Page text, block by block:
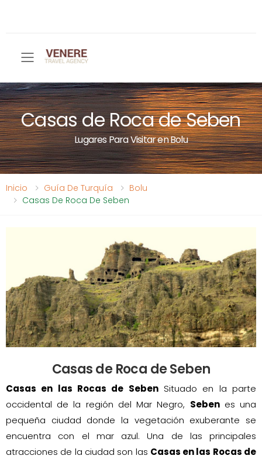
Toggle mobile menu
Casas de Roca de Seben
Lugares Para Visitar en Bolu
Inicio Guía De Turquía
Bolu
Casas De Roca De Seben
Casas de Roca de Seben
Casas en las Rocas de SebenSituado en la parte
occidental de la región del Mar Negro, Sebenes una
pequeña ciudad donde la vegetación exuberante se
encuentra con el mar azul. Una de las principales
atracciones de la ciudad son las Casas en las Rocas de